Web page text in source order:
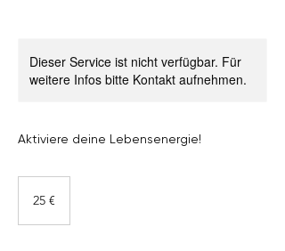
Dieser Service ist nicht verfügbar. Für
weitere Infos bitte Kontakt aufnehmen.
Aktiviere deine Lebensenergie!
25 €